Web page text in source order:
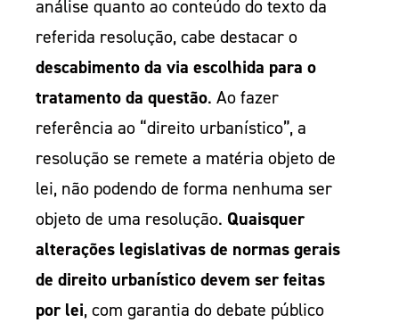
análise quanto ao conteúdo do texto da
referida resolução, cabe destacar o
descabimento da via escolhida para o
tratamento da questão. Ao fazer
referência ao “direito urbanístico”, a
resolução se remete a matéria objeto de
lei, não podendo de forma nenhuma ser
objeto de uma resolução. Quaisquer
alterações legislativas de normas gerais
de direito urbanístico devem ser feitas
por lei, com garantia do debate público